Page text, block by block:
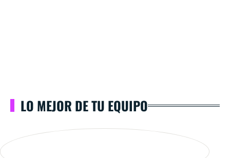
LO MEJOR DE TU EQUIPO